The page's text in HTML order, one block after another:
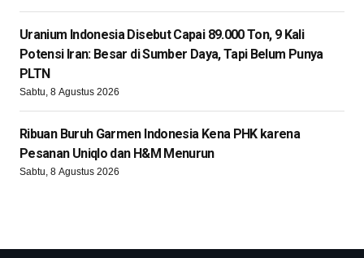
Uranium Indonesia Disebut Capai 89.000 Ton, 9 Kali
Potensi Iran: Besar di Sumber Daya, Tapi Belum Punya
PLTN
Sabtu, 8 Agustus 2026
Ribuan Buruh Garmen Indonesia Kena PHK karena
Pesanan Uniqlo dan H&M Menurun
Sabtu, 8 Agustus 2026